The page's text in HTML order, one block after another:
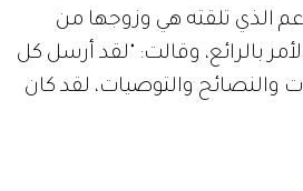
الذي تلقته هي وزوجها من
بالرائع، وقالت: "لقد أرسل كل
والتوصيات، لقد كان